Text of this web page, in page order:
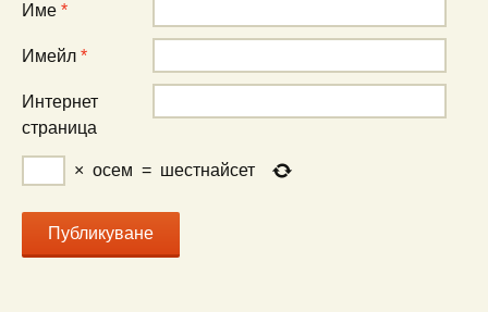
Име *
Имейл *
Интернет
страница
× осем = шестнайсет